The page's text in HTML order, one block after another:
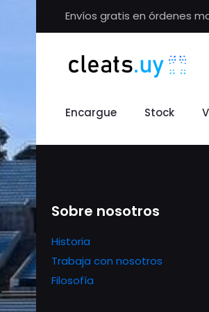
Envíos gratis en órdenes
Encargue Stock
Sobre nosotros
Historia
Trabaja con nosotros
Filosofía